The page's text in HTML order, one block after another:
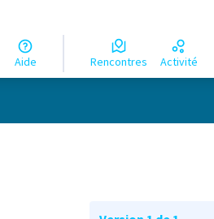
Aide Rencontres Activité